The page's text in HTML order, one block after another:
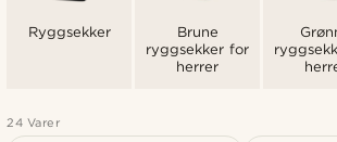
Ryggsekker
Brune
ryggsekker for
herrer
24 Varer